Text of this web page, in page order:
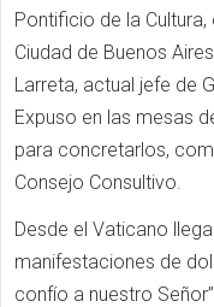
Pontificio de la
Ciudad de Buenos
Larreta, actual jefe de
Expuso en las mesas
para concretarlos,
Consejo Consultivo.
Desde el Vaticano
manifestaciones de
confío a nuestro